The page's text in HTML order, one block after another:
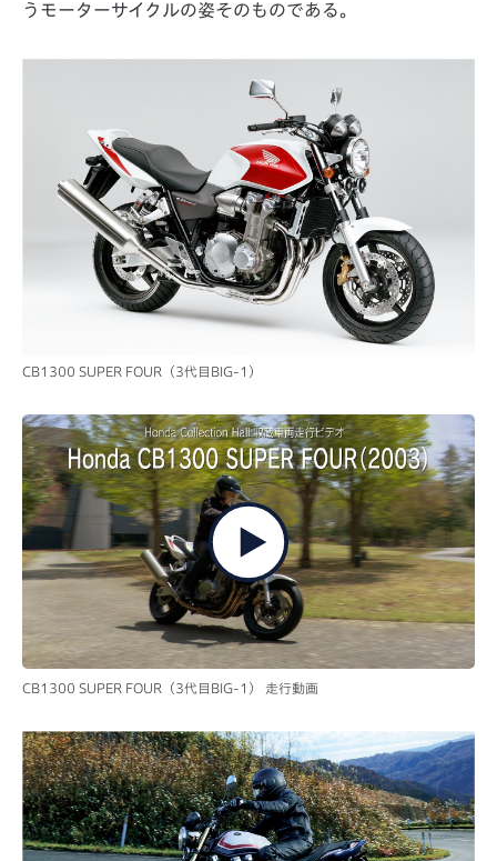
うモーターサイクルの姿そのものである。
CB1300 SUPER FOUR（3代目BIG-1）
CB1300 SUPER FOUR（3代目BIG-1） 走行動画